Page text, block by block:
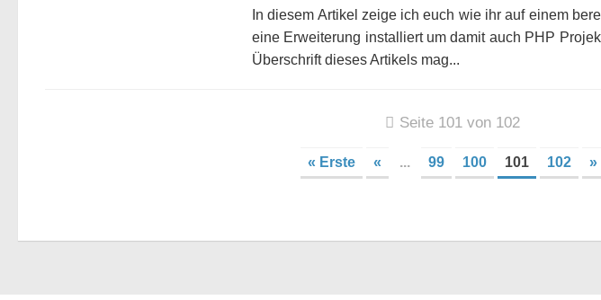
In diesem Artikel zeige ich euch wie ihr auf einem
eine Erweiterung installiert um damit auch PHP
Überschrift dieses Artikels mag...
Seite 101 von 102
« Erste « ... 99 100 101 102 »